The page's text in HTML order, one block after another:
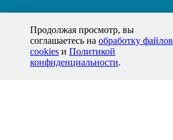
Продолжая просмотр, вы
соглашаетесь на обработку файлов
cookies и Политикой
конфиденциальности.